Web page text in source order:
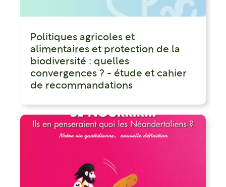
Politiques agricoles et
alimentaires et protection de la
biodiversité : quelles
convergences ? - étude et cahier
de recommandations